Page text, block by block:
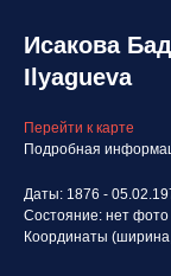
Исакова
Ilyagueva
Перейти к карте
Подробная
Даты: 1876 -
Состояние: нет фото
Координаты